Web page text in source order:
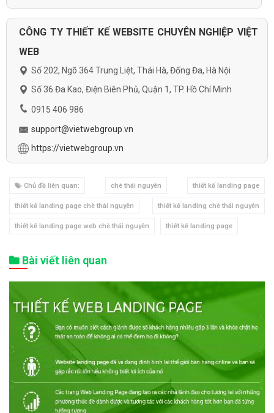
CÔNG TY THIẾT KẾ WEBSITE CHUYÊN NGHIỆP VIỆT
WEB
Số 202, Ngõ 364 Trung Liệt, Thái Hà, Đống Đa, Hà Nội
Số 36 Đa Kao, Điện Biên Phủ, Quận 1, TP. Hồ Chí Minh
0915 406 986
support@vietwebgroup.vn
https://vietwebgroup.vn
Chủ đề liên quan: chè thái nguyên thiết kế landing page
thiết kế landing page chè thái nguyên thiết kế landing chè thái nguyên
thiết kế landing page web chè thái nguyên thiết kế landing page
Bài viết liên quan